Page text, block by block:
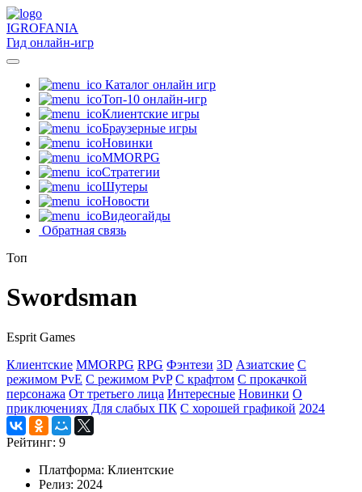
IGROFANIA
Гид онлайн-игр
Каталог онлайн игр
Топ-10 онлайн-игр
Клиентские игры
Браузерные игры
Новинки
MMORPG
Стратегии
Шутеры
Новости
Видеогайды
Обратная связь
Топ
Swordsman
Esprit Games
Клиентские MMORPG RPG Фэнтези 3D Азиатские С
режимом PvE С режимом PvP С крафтом С прокачкой
персонажа От третьего лица Интересные Новинки О
приключениях Для слабых ПК С хорошей графикой 2024
Рейтинг: 9
Платформа: Клиентские
Релиз: 2024